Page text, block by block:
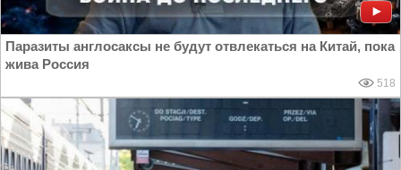
Паразиты англосаксы не будут отвлекаться на Китай, пока
жива Россия
518